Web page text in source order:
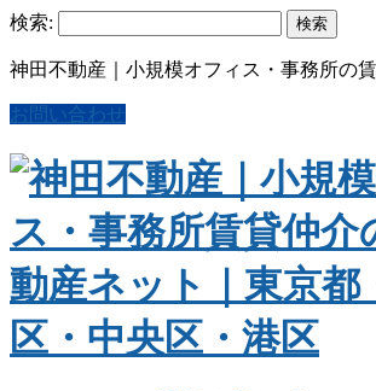
検索:
神田不動産｜小規模オフィス・事務所の
お問い合わせ